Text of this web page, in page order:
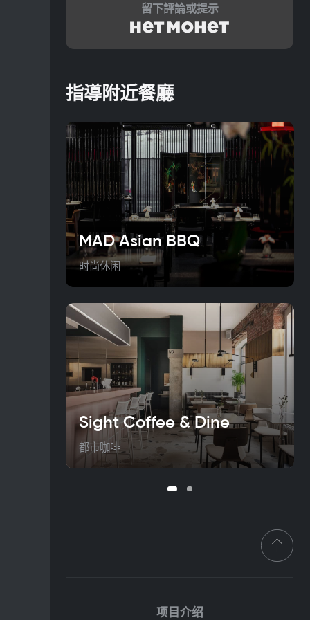
留下評論或提示
指導附近餐廳
MAD Asian BBQ
时尚休闲
Sight Coffee & Dine
都市咖啡
项目介绍